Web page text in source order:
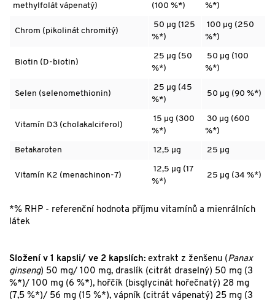
methylfolát vápenatý)
(100 %*)
%*)
Chrom (pikolinát chromitý)
50 µg (125
%*)
100 µg (250
%*)
Biotin (D-biotin)
25 µg (50
%*)
50 µg (100
%*)
Selen (selenomethionin)
25 µg (45
%*)
50 µg (90 %*)
Vitamín D3 (cholakalciferol)
15 µg (300
%*)
30 µg (600
%*)
Betakaroten 12,5 µg 25 µg
Vitamín K2 (menachinon-7)
12,5 µg (17
%*)
25 µg (34 %*)
*% RHP - referenční hodnota příjmu vitamínů a mienrálních
látek
Složení v 1 kapsli/ ve 2 kapslích: extrakt z ženšenu (Panax
ginseng) 50 mg/ 100 mg, draslík (citrát draselný) 50 mg (3
%*)/ 100 mg (6 %*), hořčík (bisglycinát hořečnatý) 28 mg
(7,5 %*)/ 56 mg (15 %*), vápník (citrát vápenatý) 25 mg (3